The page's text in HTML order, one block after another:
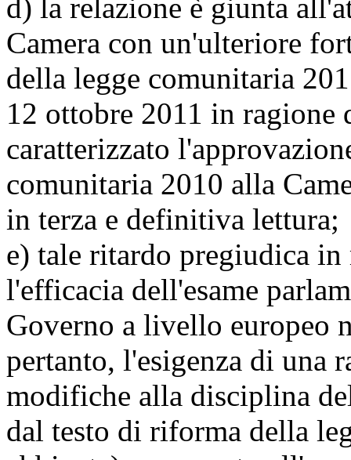
d) la relazione è giunta
Camera con un'ulteriore
della legge comunitaria
12 ottobre 2011 in
caratterizzato
comunitaria 2010 alla
in terza e definitiva lettura;
e) tale ritardo pregiudica
l'efficacia dell'esame
Governo a livello europeo
pertanto, l'esigenza di una
modifiche alla disciplina
dal testo di riforma della